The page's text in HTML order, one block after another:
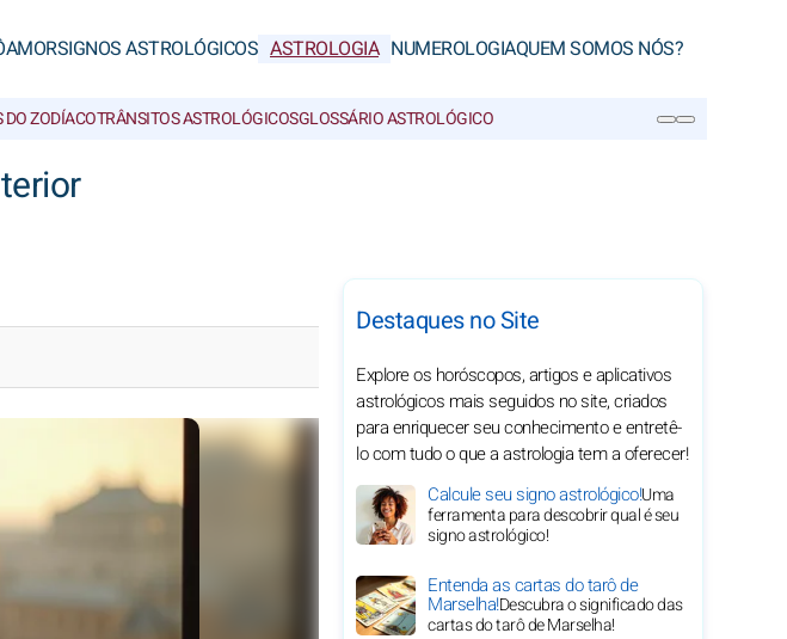
AMORSIGNOS ASTROLÓGICOS ASTROLOGIA NUMEROLOGIAQUEM SOMOS NÓS?
ZODÍACOTRÂNSITOS ASTROLÓGICOSGLOSSÁRIO ASTROLÓGICO
Destaques no Site
Explore os horóscopos, artigos e aplicativos
astrológicos mais seguidos no site, criados
para enriquecer seu conhecimento e entretê-
lo com tudo o que a astrologia tem a oferecer!
Calcule seu signo astrológico!Uma
ferramenta para descobrir qual é seu
signo astrológico!
Entenda as cartas do tarô de
Marselha!Descubra o significado das
cartas do tarô de Marselha!